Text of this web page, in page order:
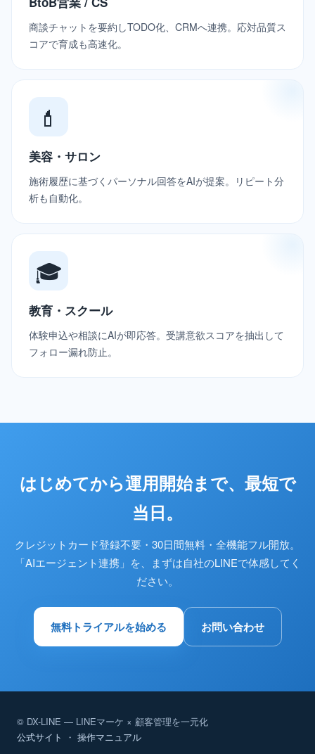
商談チャットを要約しTODO化、CRMへ連携。応対品質ス
コアで育成も高速化。
💄
美容・サロン
施術履歴に基づくパーソナル回答をAIが提案。リピート分
析も自動化。
🎓
教育・スクール
体験申込や相談にAIが即応答。受講意欲スコアを抽出して
フォロー漏れ防止。
はじめてから運用開始まで、最短で
当日。
クレジットカード登録不要・30日間無料・全機能フル開放。
「AIエージェント連携」を、まずは自社のLINEで体感してく
ださい。
無料トライアルを始める お問い合わせ
© DX-LINE — LINEマーケ × 顧客管理を一元化
公式サイト
・ 操作マニュアル